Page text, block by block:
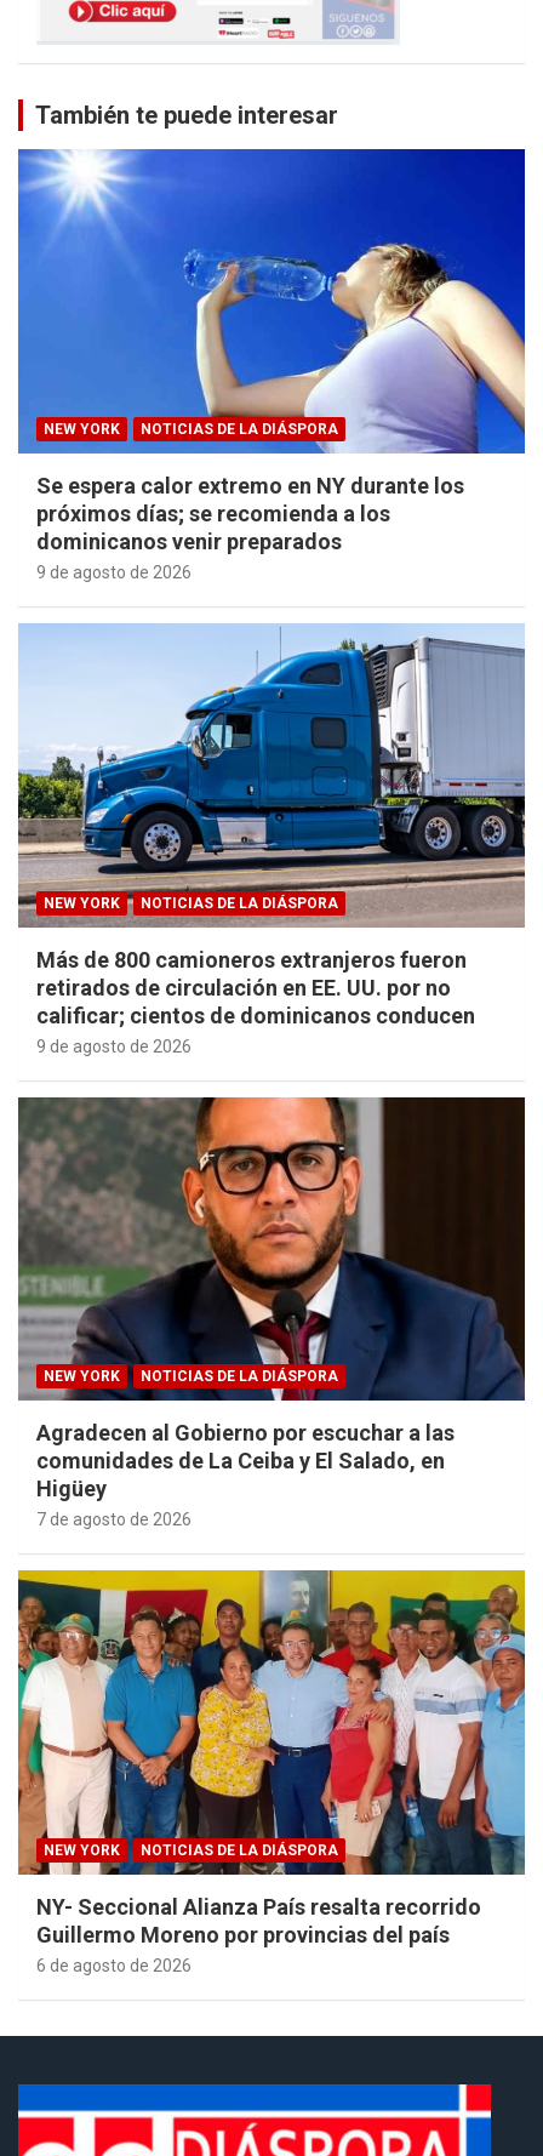
También te puede interesar
NEW YORK NOTICIAS DE LA DIÁSPORA
Se espera calor extremo en NY durante los
próximos días; se recomienda a los
dominicanos venir preparados
9 de agosto de 2026
NEW YORK NOTICIAS DE LA DIÁSPORA
Más de 800 camioneros extranjeros fueron
retirados de circulación en EE. UU. por no
calificar; cientos de dominicanos conducen
9 de agosto de 2026
NEW YORK NOTICIAS DE LA DIÁSPORA
Agradecen al Gobierno por escuchar a las
comunidades de La Ceiba y El Salado, en
Higüey
7 de agosto de 2026
NEW YORK NOTICIAS DE LA DIÁSPORA
NY- Seccional Alianza País resalta recorrido
Guillermo Moreno por provincias del país
6 de agosto de 2026